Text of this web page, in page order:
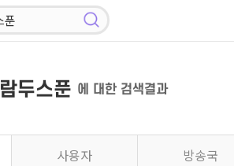
두스푼 에 대한 검색결과
사용자 방송국